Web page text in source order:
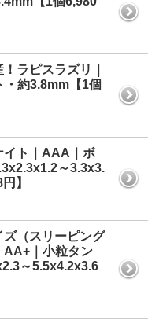
ラピスラズリ｜
約3.8mm【1個
イト｜AAA｜ボ
～3.3x3.
】
（スリーピング
AA+｜小粒タン
～5.5x4.2x3.6